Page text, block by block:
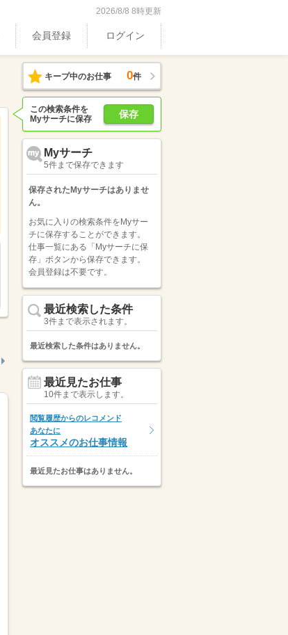
2026/8/8 8時更新
会員登録 ログイン
キープ中のお仕事 0件
保存
この検索条件を
Myサーチに保存
Myサーチ
5件まで保存できます
保存されたMyサーチはありませ
ん。
お気に入りの検索条件をMyサー
チに保存することができます。
仕事一覧にある「Myサーチに保
存」ボタンから保存できます。
会員登録は不要です。
最近検索した条件
3件まで表示されます。
最近検索した条件はありません。
最近見たお仕事
10件まで表示します。
閲覧履歴からのレコメンド
あなたに
オススメのお仕事情報
最近見たお仕事はありません。